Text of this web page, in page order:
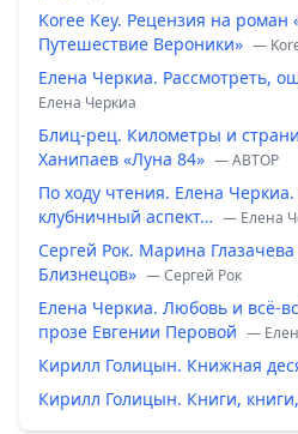
Koree Key. Рецензия на роман
Путешествие Вероники» —
Елена Черкиа. Рассмотреть,
Елена Черкиа
Блиц-рец. Километры и
Ханипаев «Луна 84» — ABTOP
По ходу чтения. Елена
клубничный аспект… — Елена
Сергей Рок. Марина
Близнецов» — Сергей Рок
Елена Черкиа. Любовь и всё-
прозе Евгении Перовой —
Кирилл Голицын. Книжная
Кирилл Голицын. Книги,